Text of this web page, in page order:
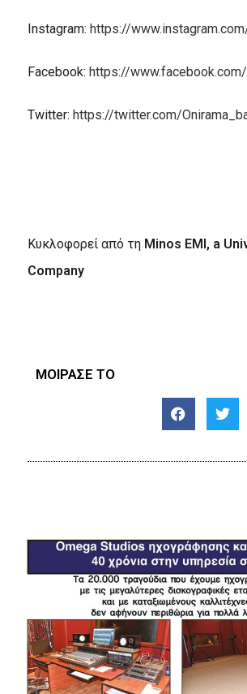
Instagram: https://
Facebook: https://
Twitter: https://twitter.com/
Κυκλοφορεί από τη Minos EMI, a
Company
ΜΟΙΡΑΣΕ ΤΟ